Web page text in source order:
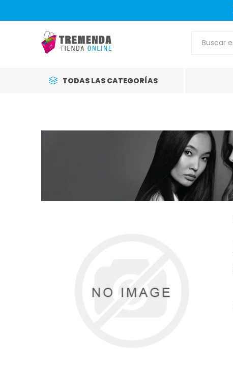
TODAS LAS CATEGORÍAS